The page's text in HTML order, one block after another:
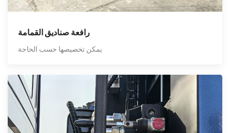
رافعة صناديق القمامة
يمكن تخصيصها حسب الحاجة